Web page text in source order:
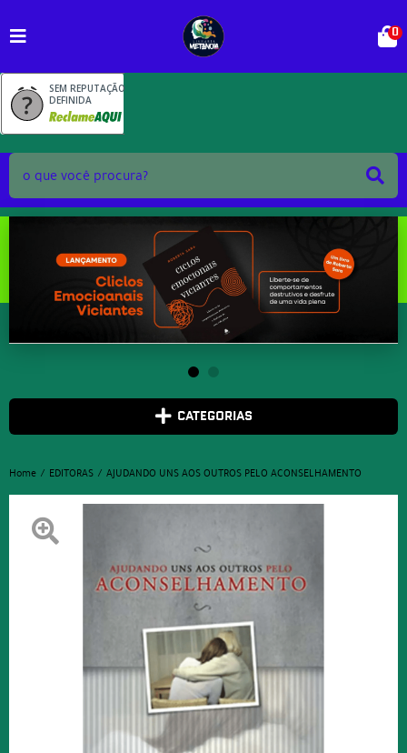
SEM REPUTAÇÃO
DEFINIDA
0
CATEGORIAS
Home EDITORAS AJUDANDO UNS AOS OUTROS PELO ACONSELHAMENTO